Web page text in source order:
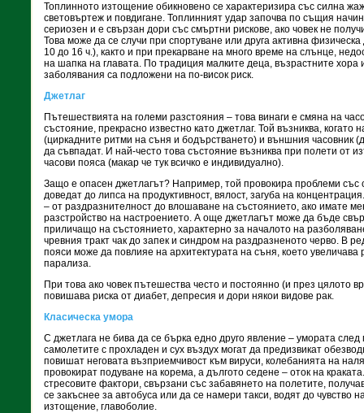
Топлинното изтощение обикновено се характеризира със силна
световъртеж и повдигане. Топлинният удар започва по същия
сериозен и е свързан дори със смъртни рискове, ако човек не
Това може да се случи при спортуване или друга активна
10 до 16 ч.), както и при прекарване на много време на слънце,
на шапка на главата. По традиция малките деца, възрастните хора
заболявания са подложени на по-висок риск.
Джетлаг
Пътешествията на големи разстояния – това винаги е смяна на
състояние, прекрасно известно като джетлаг. Той възниква, когато
(циркадните ритми на съня и бодърстването) и външния часовник
да съвпадат. И най-често това състояние възниква при полети от
часови пояса (макар че тук всичко е индивидуално).
Защо е опасен джетлагът? Например, той провокира проблеми
доведат до липса на продуктивност, вялост, загуба на
– от раздразнителност до влошаване на състоянието, ако имате
разстройство на настроението. А още джетлагът може да бъде
приличащо на състоянието, характерно за началото на
чревния тракт чак до запек и синдром на раздразненото черво. В
пояси може да повлияе на архитектурата на съня, което увеличава
парализа.
При това ако човек пътешества често и постоянно (и през цялото
повишава риска от диабет, депресия и дори някои видове рак.
Класическа умора
С джетлага не бива да се бърка едно друго явление – умората
самолетите с прохладен и сух въздух могат да предизвикат
повишат неговата възприемчивост към вируси, колебанията на
провокират подуване на корема, а дългото седене – оток на
стресовите фактори, свързани със забавянето на полетите,
се закъснее за автобуса или да се намери такси, водят до чувство
изтощение, главоболие.